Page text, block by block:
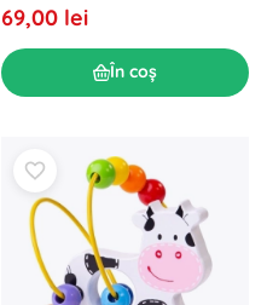
69,00 lei
În coș